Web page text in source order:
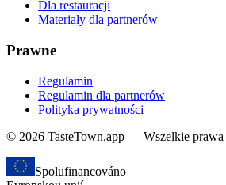
Dla restauracji
Materiały dla partnerów
Prawne
Regulamin
Regulamin dla partnerów
Polityka prywatności
© 2026 TasteTown.app — Wszelkie prawa
Spolufinancováno